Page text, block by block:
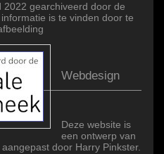
2022 gearchiveerd door de
is te vinden door te
Webdesign
Deze website is
een ontwerp van
door Harry Pinkster.